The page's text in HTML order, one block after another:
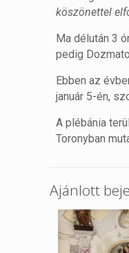
köszönettel
Ma délután 3
pedig
Ebben az
január 5-én,
A plébánia
Toronyban
Ajánlott